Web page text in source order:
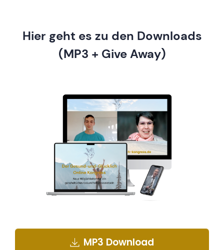
Hier geht es zu den Downloads
(MP3 + Give Away)
MP3 Download